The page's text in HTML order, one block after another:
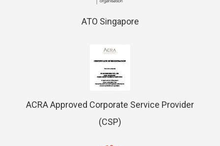
ATO Singapore
ACRA Approved Corporate Service Provider
(CSP)